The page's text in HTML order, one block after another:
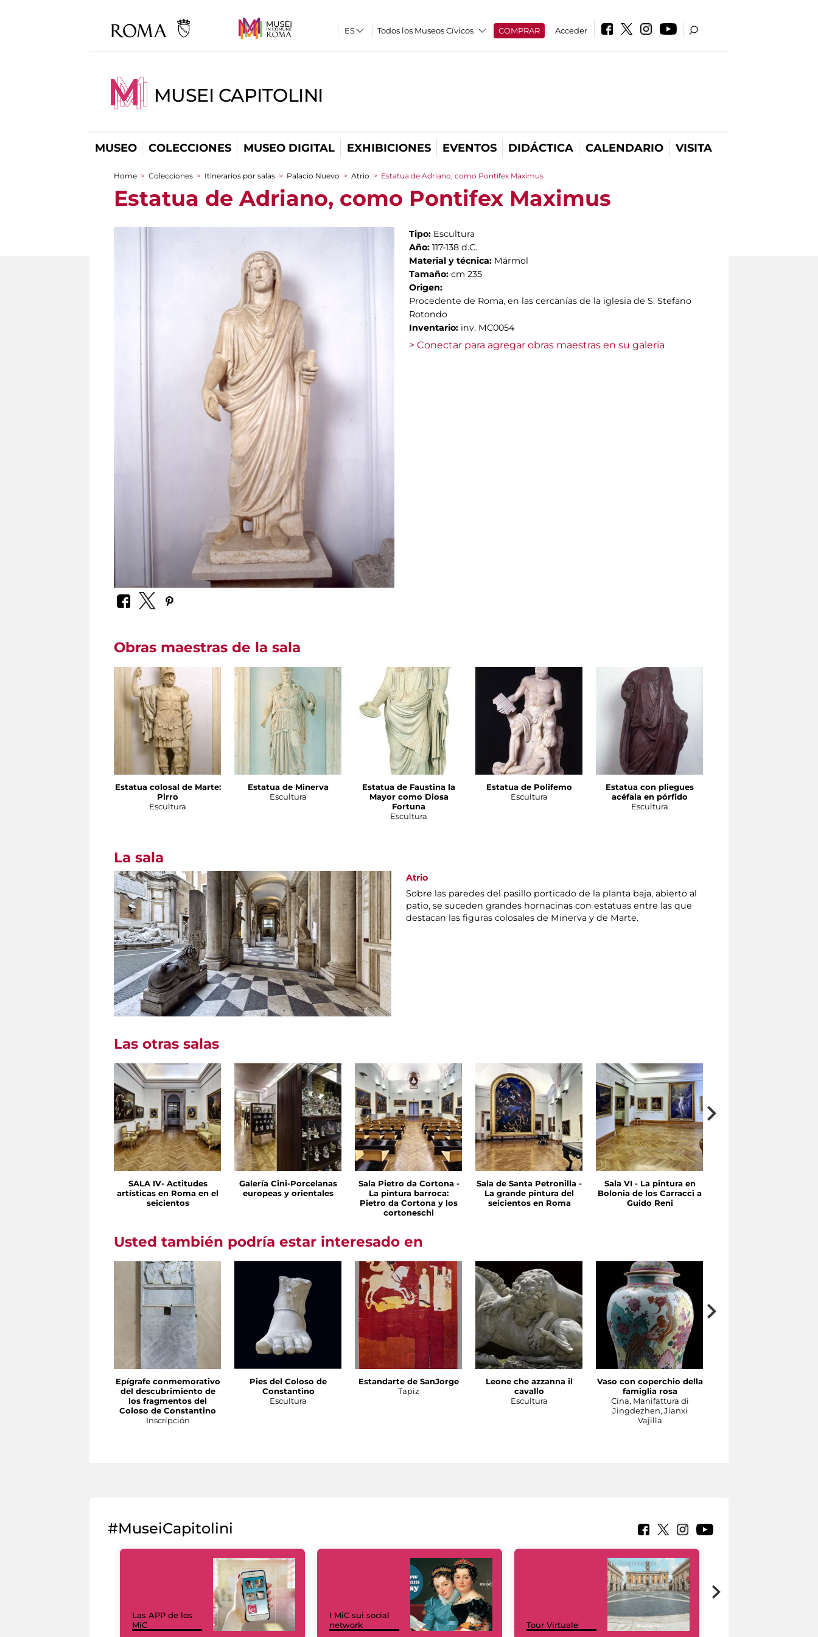
Todos los Museos Cívicos COMPRAR Acceder
MUSEI CAPITOLINI
MUSEO COLECCIONES MUSEO DIGITAL EXHIBICIONES EVENTOS DIDÁCTICA CALENDARIO VISITA
You are here
Home > Colecciones > Itinerarios por salas > Palacio Nuevo > Atrio > Estatua de Adriano, como Pontifex Maximus
Estatua de Adriano, como Pontifex Maximus
Tipo: Escultura
Año: 117-138 d.C.
Material y técnica: Mármol
Tamaño: cm 235
Origen:
Procedente de Roma, en las cercanías de la iglesia de S. Stefano
Rotondo
Inventario: inv. MC0054
> Conectar para agregar obras maestras en su galería
Obras maestras de la sala
Estatua colosal de Marte:
Pirro
Escultura
Estatua de Minerva
Escultura
Estatua de Faustina la
Mayor como Diosa
Fortuna
Escultura
Estatua de Polifemo
Escultura
Estatua con pliegues
acéfala en pórfido
Escultura
La sala
Atrio
Sobre las paredes del pasillo porticado de la planta baja, abierto al
patio, se suceden grandes hornacinas con estatuas entre las que
destacan las figuras colosales de Minerva y de Marte.
Las otras salas
SALA IV- Actitudes
artísticas en Roma en el
seicientos
Galería Cini-Porcelanas
europeas y orientales
Sala Pietro da Cortona -
La pintura barroca:
Pietro da Cortona y los
cortoneschi
Sala de Santa Petronilla -
La grande pintura del
seicientos en Roma
Sala VI - La pintura en
Bolonia de los Carracci a
Guido Reni
Usted también podría estar interesado en
Epígrafe conmemorativo
del descubrimiento de
los fragmentos del
Coloso de Constantino
Inscripción
Pies del Coloso de
Constantino
Escultura
Estandarte de SanJorge
Tapiz
Leone che azzanna il
cavallo
Escultura
Vaso con coperchio della
famiglia rosa
Cina, Manifattura di
Jingdezhen, Jianxi
Vajilla
#MuseiCapitolini
Las APP de los
MiC
I MiC sui social
network
Tour Virtuale